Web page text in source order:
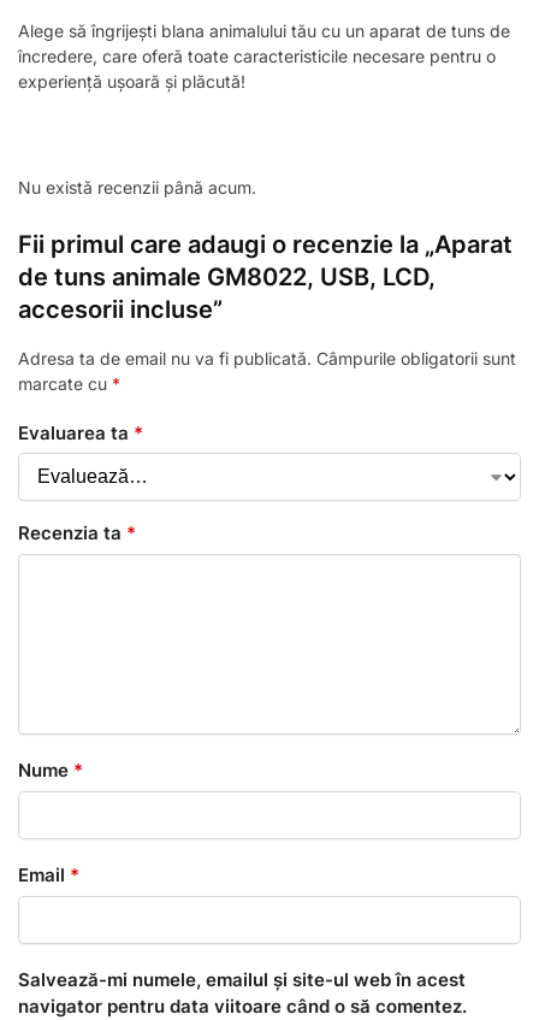
Alege să îngrijești blana animalului tău cu un aparat de tuns de
încredere, care oferă toate caracteristicile necesare pentru o
experiență ușoară și plăcută!
Nu există recenzii până acum.
Fii primul care adaugi o recenzie la „Aparat
de tuns animale GM8022, USB, LCD,
accesorii incluse”
Adresa ta de email nu va fi publicată. Câmpurile obligatorii sunt
marcate cu *
Evaluarea ta *
Recenzia ta *
Nume *
Email *
Salvează-mi numele, emailul și site-ul web în acest
navigator pentru data viitoare când o să comentez.